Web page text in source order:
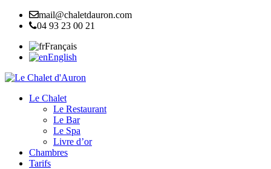
mail@chaletdauron.com
04 93 23 00 21
Français
English
Le Chalet
Le Restaurant
Le Bar
Le Spa
Livre d’or
Chambres
Tarifs